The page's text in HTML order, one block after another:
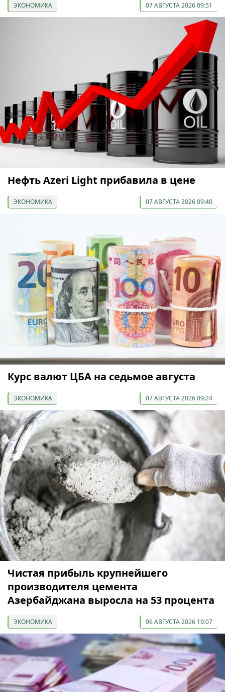
ЭКОНОМИКА 07 АВГУСТА 2026 09:51
Нефть Azeri Light прибавила в цене
ЭКОНОМИКА 07 АВГУСТА 2026 09:40
Курс валют ЦБА на седьмое августа
ЭКОНОМИКА 07 АВГУСТА 2026 09:24
Чистая прибыль крупнейшего
производителя цемента
Азербайджана выросла на 53 процента
ЭКОНОМИКА 06 АВГУСТА 2026 19:07